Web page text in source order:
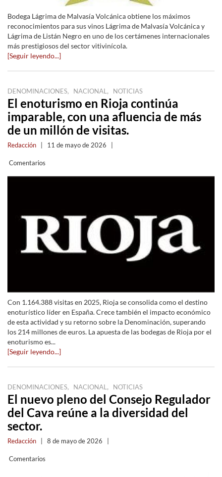
Bodega Lágrima de Malvasía Volcánica obtiene los máximos
reconocimientos para sus vinos Lágrima de Malvasía Volcánica y
Lágrima de Listán Negro en uno de los certámenes internacionales
más prestigiosos del sector vitivinícola.
[Seguir leyendo...]
DENOMINACIONES, NACIONAL, NOTICIAS
El enoturismo en Rioja continúa
imparable, con una afluencia de más
de un millón de visitas.
Redacción 11 de mayo de 2026
Comentarios
Con 1.164.388 visitas en 2025, Rioja se consolida como el destino
enoturístico líder en España. Crece también el impacto económico
de esta actividad y su retorno sobre la Denominación, superando
los 214 millones de euros. La apuesta de las bodegas de Rioja por el
enoturismo es...
[Seguir leyendo...]
DENOMINACIONES, NACIONAL , NOTICIAS
El nuevo pleno del Consejo Regulador
del Cava reúne a la diversidad del
sector.
Redacción 8 de mayo de 2026
Comentarios